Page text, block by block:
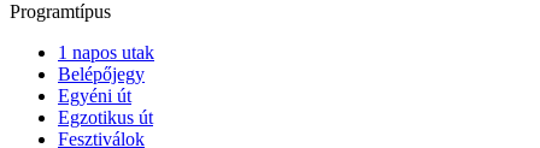
Programtípus
1 napos utak
Belépőjegy
Egyéni út
Egzotikus út
Fesztiválok